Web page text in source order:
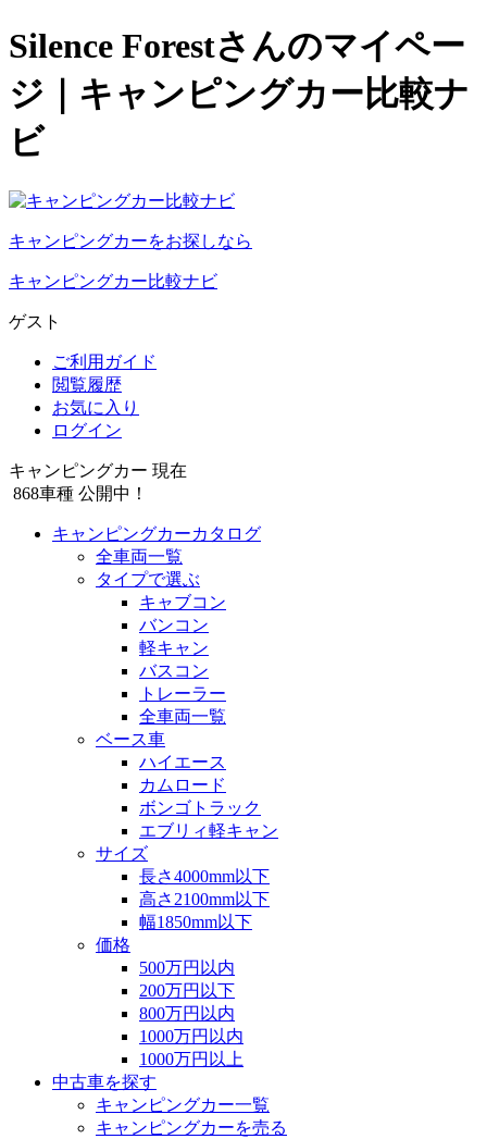
Silence Forestさんのマイペー
ジ｜キャンピングカー比較ナ
ビ
キャンピングカーをお探しなら
キャンピングカー比較ナビ
ゲスト
ご利用ガイド
閲覧履歴
お気に入り
ログイン
キャンピングカー 現在
868車種 公開中！
キャンピングカーカタログ
全車両一覧
タイプで選ぶ
キャブコン
バンコン
軽キャン
バスコン
トレーラー
全車両一覧
ベース車
ハイエース
カムロード
ボンゴトラック
エブリィ軽キャン
サイズ
長さ4000mm以下
高さ2100mm以下
幅1850mm以下
価格
500万円以内
200万円以下
800万円以内
1000万円以内
1000万円以上
中古車を探す
キャンピングカー一覧
キャンピングカーを売る